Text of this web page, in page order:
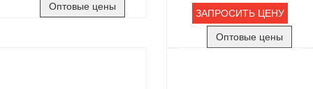
Оптовые цены
ЗАПРОСИТЬ ЦЕНУ
Оптовые цены